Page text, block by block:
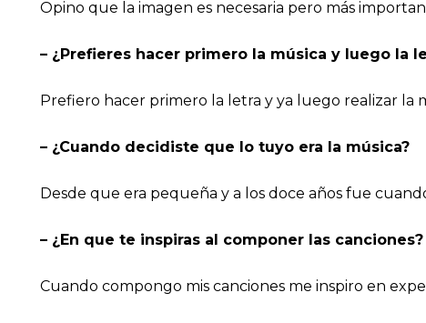
Opino que la imagen es necesaria pero más
– ¿Prefieres hacer primero la música y luego la
Prefiero hacer primero la letra y ya luego realizar la
– ¿Cuando decidiste que lo tuyo era la música?
Desde que era pequeña y a los doce años fue
– ¿En que te inspiras al componer las canciones?
Cuando compongo mis canciones me inspiro en